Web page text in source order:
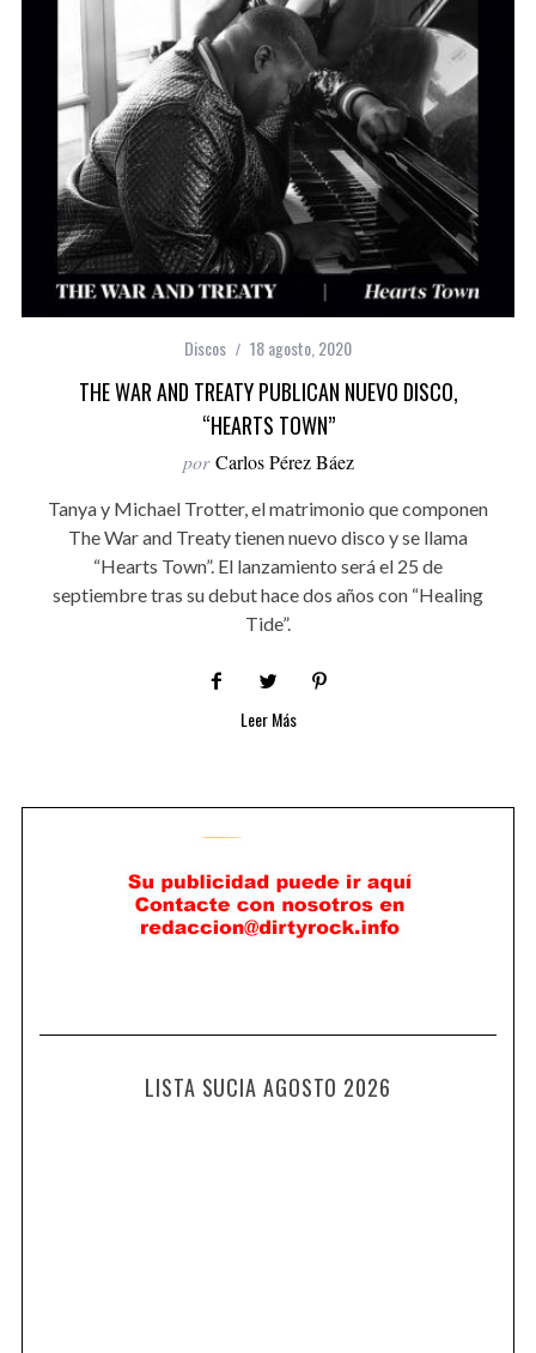
Discos 18 agosto, 2020
THE WAR AND TREATY PUBLICAN NUEVO DISCO,
“HEARTS TOWN”
por Carlos Pérez Báez
Tanya y Michael Trotter, el matrimonio que componen
The War and Treaty tienen nuevo disco y se llama
“Hearts Town”. El lanzamiento será el 25 de
septiembre tras su debut hace dos años con “Healing
Tide”.
Leer Más
LISTA SUCIA AGOSTO 2026